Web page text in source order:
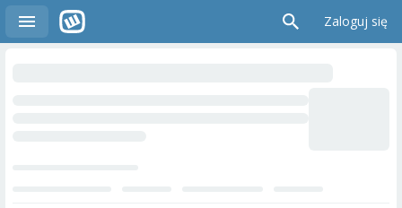
Zaloguj się